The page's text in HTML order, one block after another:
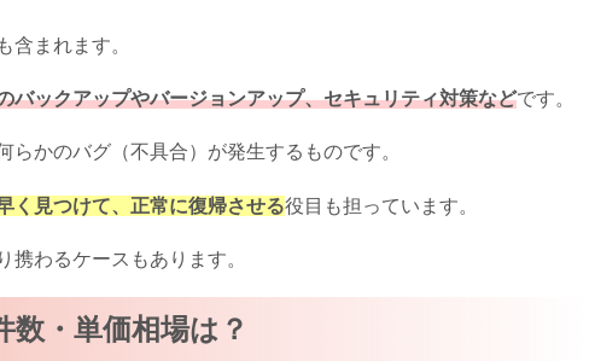
含まれます。
バックアップやバージョンアップ、セキュリティ対策などです。
かのバグ（不具合）が発生するものです。
く見つけて、正常に復帰させる役目も担っています。
わるケースもあります。
・単価相場は？